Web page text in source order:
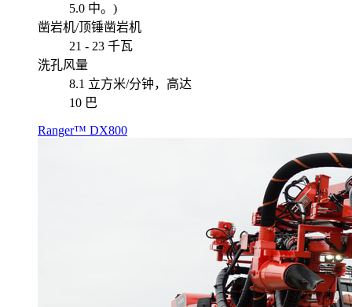
5.0 中。)
凿岩机/顶锤凿岩机
21 - 23 千瓦
洗孔风量
8.1 立方米/分钟，高达
10 巴
Ranger™ DX800